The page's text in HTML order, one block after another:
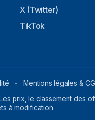
X (Twitter)
TikTok
Mentions légales &
prix, le classement des
à modification.